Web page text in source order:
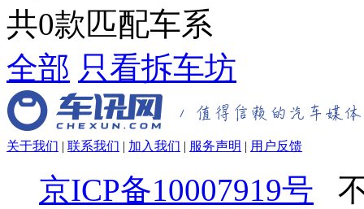
共0款匹配车系
全部 只看拆车坊
关于我们 | 联系我们 | 加入我们 | 服务声明 | 用户反馈
京ICP备10007919号